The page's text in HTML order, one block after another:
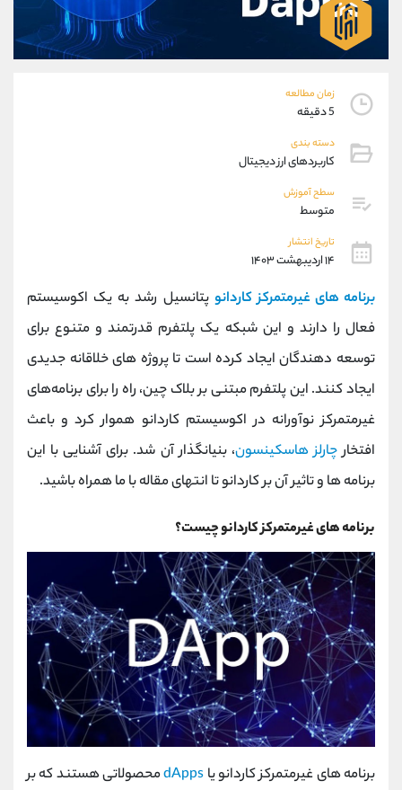
زمان مطالعه
5 دقیقه
دسته بندی
کاربردهای ارز دیجیتال
سطح آموزش
متوسط
تاریخ انتشار
۱۴ اردیبهشت ۱۴۰۳
برنامه های غیرمتمرکز کاردانو پتانسیل رشد به یک اکوسیستم
فعال را دارند و این شبکه یک پلتفرم قدرتمند و متنوع برای
توسعه دهندگان ایجاد کرده است تا پروژه های خلاقانه جدیدی
ایجاد کنند. این پلتفرم مبتنی بر بلاک چین، راه را برای برنامه‌های
غیرمتمرکز نوآورانه در اکوسیستم کاردانو هموار کرد و باعث
افتخارچارلز هاسکینسون، بنیانگذار آن شد. برای آشنایی با این
برنامه ها و تاثیر آن بر کاردانو تا انتهای مقاله با ما همراه باشید.
برنامه های غیرمتمرکز کاردانو چیست؟
برنامه های غیرمتمرکز کاردانو یا dAppsمحصولاتی هستند که بر
09927779040
واتساپ شروع گفتگو
تلگرام @Armteam_admin_por
پشتیبان فروش
موبایل
اطلاعات تماس
تلفن 021-22021030
021-22021040
بدون پیش شماره 90001030
اینستاگرام @alireza.mehrabii
کانال تلگرام @alirezamehrabi_com
@alirezamehrabi_official